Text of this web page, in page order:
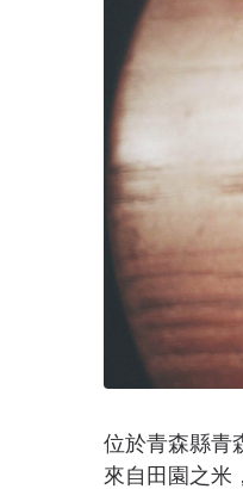
位於青森縣青
來自田園之米